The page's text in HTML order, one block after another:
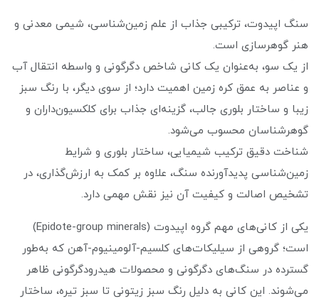
سنگ اپیدوت، ترکیبی جذاب از علم زمین‌شناسی، شیمی معدنی و
هنر گوهرسازی است.
از یک سو، به‌عنوان یک کانی شاخص دگرگونی و واسطه انتقال آب
و عناصر به عمق کره زمین اهمیت دارد؛ از سوی دیگر، با رنگ سبز
زیبا و ساختار بلوری جالب، گزینه‌ای جذاب برای کلکسیون‌داران و
گوهرشناسان محسوب می‌شود.
شناخت دقیق ترکیب شیمیایی، ساختار بلوری و شرایط
زمین‌شناسی پدیدآورنده سنگ، علاوه بر کمک به ارزش‌گذاری، در
تشخیص اصالت و کیفیت آن نیز نقش مهمی دارد.
یکی از کانی‌های مهم گروه اپیدوت (Epidote-group minerals)
است؛ گروهی از سیلیکات‌های کلسیم-آلومینیوم-آهن که به‌طور
گسترده در سنگ‌های دگرگونی و محصولات هیدرودگرگونی ظاهر
می‌شوند. این کانی به دلیل رنگ سبز زیتونی تا سبز تیره، ساختار